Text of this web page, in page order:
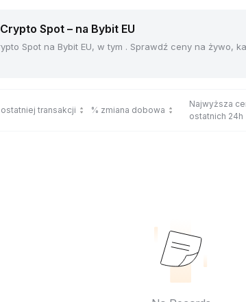
Spot – na Bybit EU
Spot na Bybit EU, w tym . Sprawdź ceny na żywo,
transakcji % zmiana dobowa
Najwyższa
ostatnich 24h